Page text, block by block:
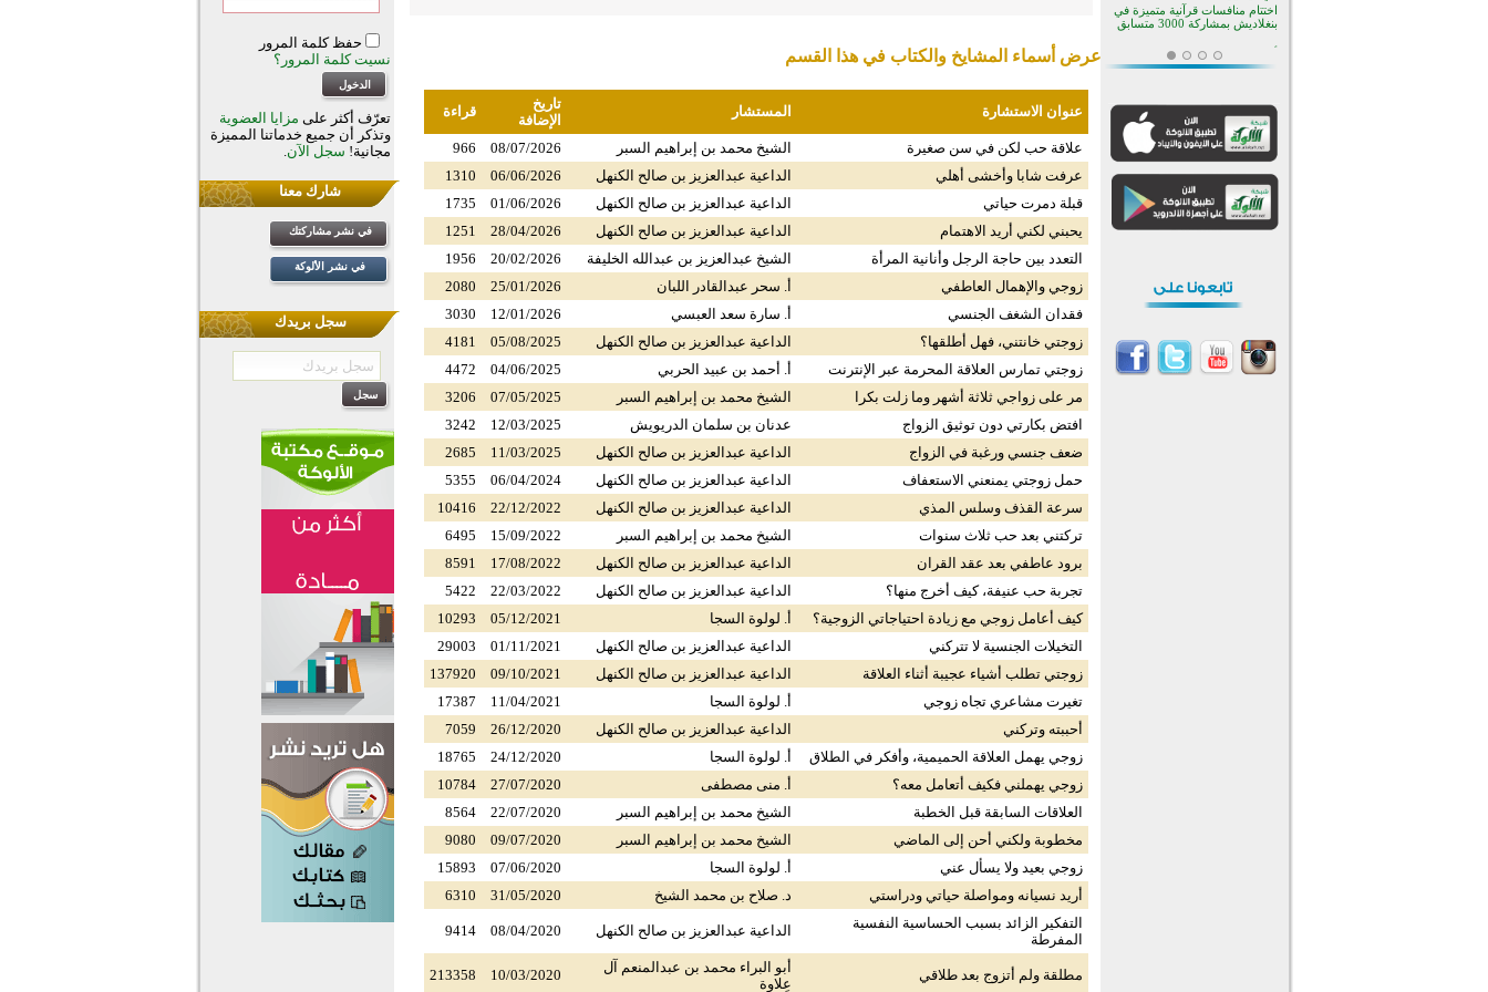
عرض أسماء المشايخ والكتاب في هذا القسم
عنوان الاستشارة المستشار
تاريخ
الإضافة
قراءة
علاقة حب لكن في سن صغيرة الشيخ محمد بن إبراهيم السبر 08/07/2026
966
عرفت شابا وأخشى أهلي
الداعية عبدالعزيز بن صالح الكنهل 06/06/2026
1310
قبلة دمرت حياتي
الداعية عبدالعزيز بن صالح الكنهل 01/06/2026
1735
يحبني لكني أريد الاهتمام
الداعية عبدالعزيز بن صالح الكنهل 28/04/2026
1251
التعدد بين حاجة الرجل وأنانية المرأة
الشيخ عبدالعزيز بن عبدالله الخليفة 20/02/2026
1956
زوجي والإهمال العاطفي
أ. سحر عبدالقادر اللبان 25/01/2026
2080
فقدان الشغف الجنسي
أ. سارة سعد العبسي 12/01/2026
3030
زوجتي خانتني، فهل أطلقها؟
الداعية عبدالعزيز بن صالح الكنهل 05/08/2025
4181
زوجتي تمارس العلاقة المحرمة عبر الإنترنت
أ. أحمد بن عبيد الحربي 04/06/2025
4472
مر على زواجي ثلاثة أشهر وما زلت بكرا
الشيخ محمد بن إبراهيم السبر 07/05/2025
3206
افتض بكارتي دون توثيق الزواج
عدنان بن سلمان الدريويش 12/03/2025
3242
ضعف جنسي ورغبة في الزواج
الداعية عبدالعزيز بن صالح الكنهل 11/03/2025
2685
حمل زوجتي يمنعني الاستعفاف
الداعية عبدالعزيز بن صالح الكنهل 06/04/2024
5355
سرعة القذف وسلس المذي
الداعية عبدالعزيز بن صالح الكنهل 22/12/2022
10416
تركتني بعد حب ثلاث سنوات
الشيخ محمد بن إبراهيم السبر 15/09/2022
6495
برود عاطفي بعد عقد القران
الداعية عبدالعزيز بن صالح الكنهل 17/08/2022
8591
تجربة حب عنيفة، كيف أخرج منها؟
الداعية عبدالعزيز بن صالح الكنهل 22/03/2022
5422
كيف أعامل زوجي مع زيادة احتياجاتي الزوجية؟
أ. لولوة السجا 05/12/2021
10293
التخيلات الجنسية لا تتركني
الداعية عبدالعزيز بن صالح الكنهل 01/11/2021
29003
زوجتي تطلب أشياء عجيبة أثناء العلاقة
الداعية عبدالعزيز بن صالح الكنهل 09/10/2021
137920
تغيرت مشاعري تجاه زوجي
أ. لولوة السجا 11/04/2021
17387
أحببته وتركني
الداعية عبدالعزيز بن صالح الكنهل 26/12/2020
7059
زوجي يهمل العلاقة الحميمية، وأفكر في الطلاق
أ. لولوة السجا 24/12/2020
18765
زوجي يهملني فكيف أتعامل معه؟
أ. منى مصطفى 27/07/2020
10784
العلاقات السابقة قبل الخطبة
الشيخ محمد بن إبراهيم السبر 22/07/2020
8564
مخطوبة ولكني أحن إلى الماضي
الشيخ محمد بن إبراهيم السبر 09/07/2020
9080
زوجي بعيد ولا يسأل عني
أ. لولوة السجا 07/06/2020
15893
أريد نسيانه ومواصلة حياتي ودراستي
د. صلاح بن محمد الشيخ 31/05/2020
6310
التفكير الزائد بسبب الحساسية النفسية
المفرطة
الداعية عبدالعزيز بن صالح الكنهل 08/04/2020
9414
مطلقة ولم أتزوج بعد طلاقي
أبو البراء محمد بن عبدالمنعم آل
عِلاوة
10/03/2020
213358
حفظ كلمة المرور
نسيت كلمة المرور؟
تعرّف أكثر على مزايا العضوية
وتذكر أن جميع خدماتنا المميزة
مجانية! سجل الآن.
شارك معنا
في نشر مشاركتك
في نشر الألوكة
سجل بريدك
اختتام منافسات قرآنية متميزة في
بنغلاديش بمشاركة 3000 متسابق
أكثر من 400 طالب يشاركون في
مسابقة المعلومات الإسلامية
بالجبل الأسود منذ أكثر من قرن
منطقة ريبوفسي تحتفل بميلاد
مسجد جديد في أجواء إيمانية مميزة
أكبر مشروع إسلامي في ريف
أستراليا يفتتح أبوابه بعد سنوات من
العمل والعطاء
القرآن والتربية في صدارة البرامج
وتلاوة القرآن الكريم في أزناكاييف
في ميلفيل
اختتام منافسات قرآنية متميزة في
بنغلاديش بمشاركة 3000 متسابق